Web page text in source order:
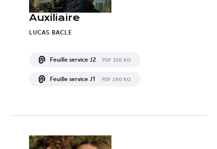
Auxiliaire
LUCAS BACLE
Feuille service J2 PDF 356 KO
Feuille service J1 PDF 290 KO